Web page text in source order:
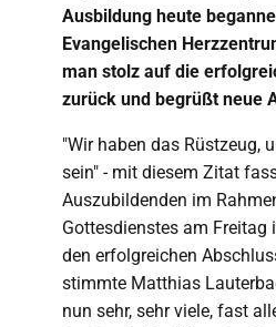
Ausbildung heute
Evangelischen
man stolz auf die
zurück und begrüßt neue
"Wir haben das Rüstzeug,
sein" - mit diesem Zitat
Auszubildenden im
Gottesdienstes am Freitag
den erfolgreichen
stimmte Matthias
nun sehr, sehr viele, fast